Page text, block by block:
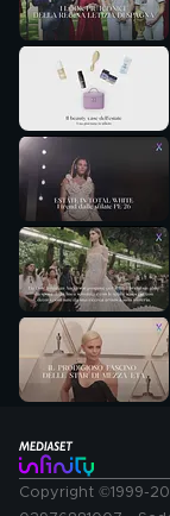
Copyright ©1999-